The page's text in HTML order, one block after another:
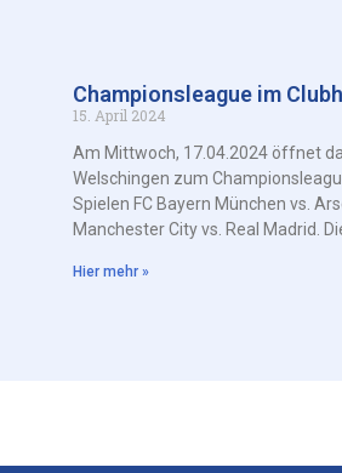
Championsleague im
15. April 2024
Am Mittwoch, 17.04.2024 öffnet
Welschingen zum
Spielen FC Bayern München vs.
Manchester City vs. Real Madrid.
Hier mehr »